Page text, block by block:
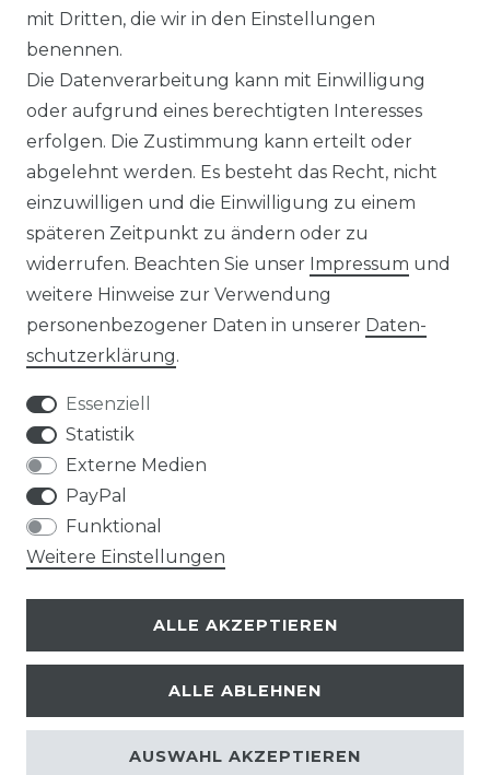
BLOG
ZAHLUNG & VERSAND
AUFBAUANLEITUNGEN
TIPS & TRICKS
HINWEIS ZUR BATTERIEENTSORGUNG
VERPACKUNGSHINWEISE
ÜBER UNS
UNSER TEAM
IHRE VORTEILE
LOB & KRITIK
KONTAKT
mit Dritten, die wir in den Einstellungen
benennen.
Die Datenverarbeitung kann mit Einwilligung
oder aufgrund eines berechtigten Interesses
erfolgen. Die Zustimmung kann erteilt oder
abgelehnt werden. Es besteht das Recht, nicht
einzuwilligen und die Einwilligung zu einem
späteren Zeitpunkt zu ändern oder zu
widerrufen. Beachten Sie unser Impressum und
weitere Hinweise zur Verwendung
personenbezogener Daten in unserer Daten­
schutz­erklärung.
Essenziell
Statistik
Externe Medien
PayPal
Funktional
Weitere Einstellungen
ALLE AKZEPTIEREN
ALLE ABLEHNEN
AUSWAHL AKZEPTIEREN